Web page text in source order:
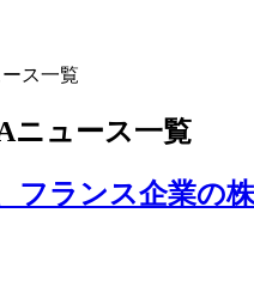
ス一覧
ニュース一覧
フランス企業の